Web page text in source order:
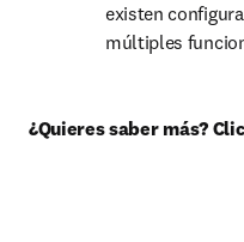
existen
múltiples
¿Quieres saber más? Clic